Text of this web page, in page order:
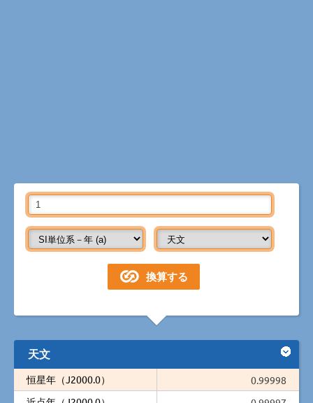
天文
恒星年（J2000.0）
0.99998